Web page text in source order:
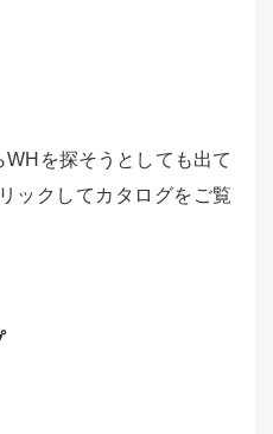
を探そうとしても出て
ックしてカタログをご覧